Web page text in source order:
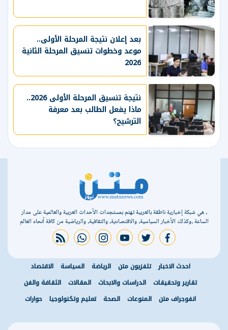
بعد إعلان نتيجة المرحلة الأولى..
موعد وخطوات تنسيق المرحلة الثانية
2026
نتيجة تنسيق المرحلة الأولى 2026..
ماذا يفعل الطالب بعد معرفة
الترشيح؟
، هي شبكة إخبارية ناطقة بالعربية تهتم بمستجدات الأحداث العربية والعالمية على مدار
الساعة ،وكذلك الأخبار السياسية، والاقتصادية، والثقافية، والرياضية من كافة أنحاء العالم
facebook
twitter
youtube
instagram
whatsapp
rss feed
احدث الاخبار تلفزيون متن الرياضة السياسة
الاقتصاد
تقارير وتحقيقات
الدراسات والابحاث المقالات
الثقافة والفن
انفوجراف متن
المنوعات الصحة تعليم وتكنولوجيا حوارات